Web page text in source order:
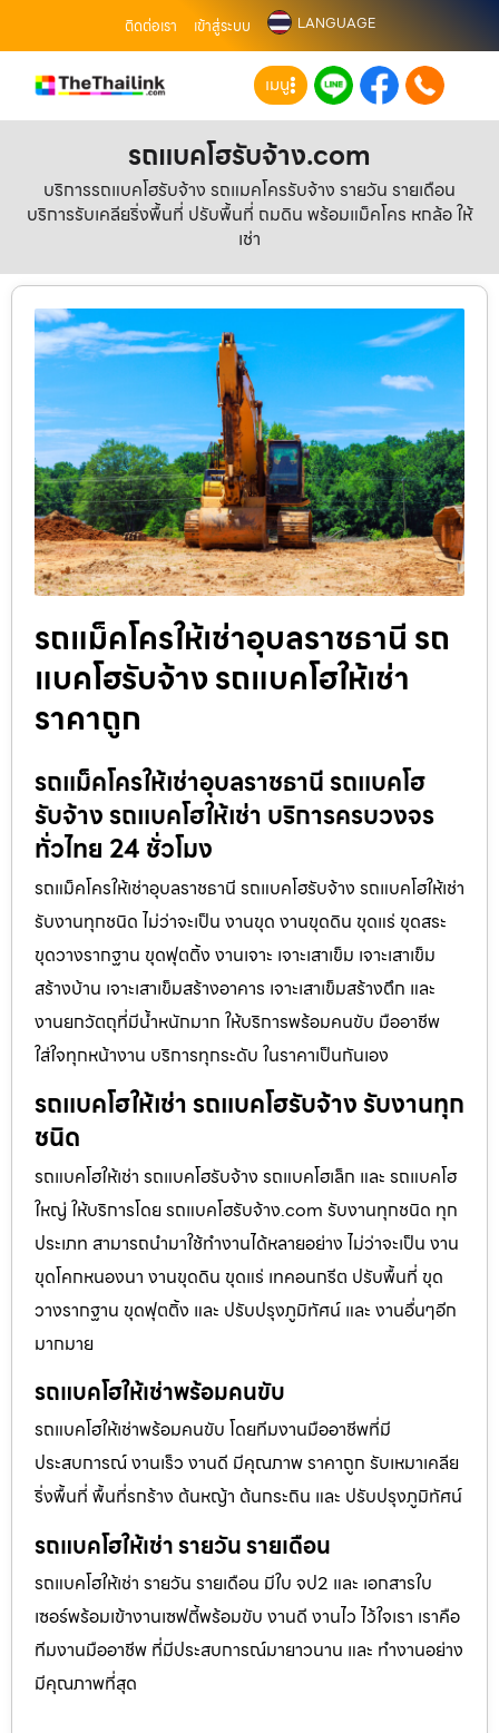
ติดต่อเรา เข้าสู่ระบบ LANGUAGE
เมนู
รถแบคโฮรับจ้าง.com
บริการรถแบคโฮรับจ้าง รถแมคโครรับจ้าง รายวัน รายเดือน
บริการรับเคลียริ่งพื้นที่ ปรับพื้นที่ ถมดิน พร้อมแม็คโคร หกล้อ ให้
เช่า
รถแม็คโครให้เช่าอุบลราชธานี รถ
แบคโฮรับจ้าง รถแบคโฮให้เช่า
ราคาถูก
รถแม็คโครให้เช่าอุบลราชธานี รถแบคโฮ
รับจ้าง รถแบคโฮให้เช่า บริการครบวงจร
ทั่วไทย 24 ชั่วโมง
รถแม็คโครให้เช่าอุบลราชธานี รถแบคโฮรับจ้าง รถแบคโฮให้เช่า
รับงานทุกชนิด ไม่ว่าจะเป็น งานขุด งานขุดดิน ขุดแร่ ขุดสระ
ขุดวางรากฐาน ขุดฟุตติ้ง งานเจาะ เจาะเสาเข็ม เจาะเสาเข็ม
สร้างบ้าน เจาะเสาเข็มสร้างอาคาร เจาะเสาเข็มสร้างตึก และ
งานยกวัตถุที่มีน้ำหนักมาก ให้บริการพร้อมคนขับ มืออาชีพ
ใส่ใจทุกหน้างาน บริการทุกระดับ ในราคาเป็นกันเอง
รถแบคโฮให้เช่า รถแบคโฮรับจ้าง รับงานทุก
ชนิด
รถแบคโฮให้เช่า รถแบคโฮรับจ้าง รถแบคโฮเล็ก และ รถแบคโฮ
ใหญ่ ให้บริการโดย รถแบคโฮรับจ้าง.com รับงานทุกชนิด ทุก
ประเภท สามารถนำมาใช้ทำงานได้หลายอย่าง ไม่ว่าจะเป็น งาน
ขุดโคกหนองนา งานขุดดิน ขุดแร่ เทคอนกรีต ปรับพื้นที่ ขุด
วางรากฐาน ขุดฟุตติ้ง และ ปรับปรุงภูมิทัศน์ และ งานอื่นๆอีก
มากมาย
รถแบคโฮให้เช่าพร้อมคนขับ
รถแบคโฮให้เช่าพร้อมคนขับ โดยทีมงานมืออาชีพที่มี
ประสบการณ์ งานเร็ว งานดี มีคุณภาพ ราคาถูก รับเหมาเคลีย
ริ่งพื้นที่ พื้นที่รกร้าง ต้นหญ้า ต้นกระถิน และ ปรับปรุงภูมิทัศน์
รถแบคโฮให้เช่า รายวัน รายเดือน
รถแบคโฮให้เช่า รายวัน รายเดือน มีใบ จป2 และ เอกสารใบ
เซอร์พร้อมเข้างานเซฟตี้พร้อมขับ งานดี งานไว ไว้ใจเรา เราคือ
ทีมงานมืออาชีพ ที่มีประสบการณ์มายาวนาน และ ทำงานอย่าง
มีคุณภาพที่สุด